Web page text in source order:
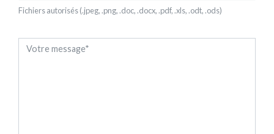
Fichiers autorisés (.jpeg, .png, .doc, .docx, .pdf, .xls, .odt, .ods)